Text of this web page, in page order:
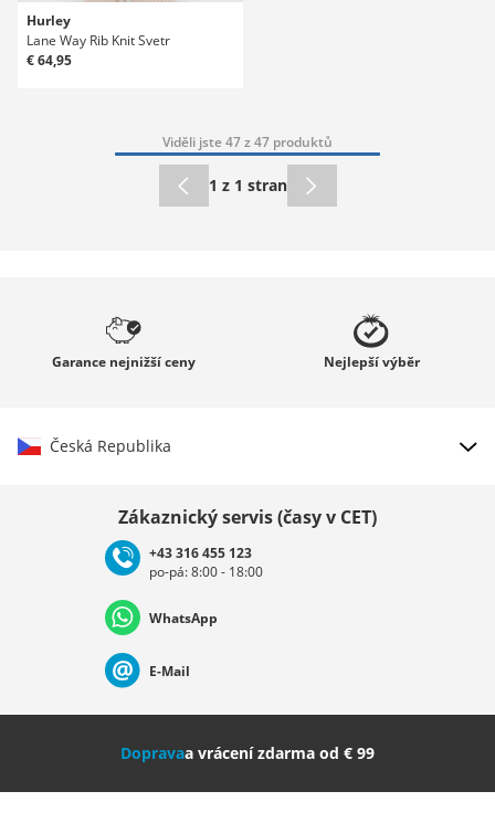
Hurley
Lane Way Rib Knit Svetr
€ 64,95
Viděli jste 47 z 47 produktů
1 z 1 stran
Garance nejnižší ceny Nejlepšívýběr
Česká Republika
Deutschland Österreich
Nederland Italia (Italiano) Italien (Deutsch)
Zákaznický servis (časy v CET)
+43 316 455 123
po-pá: 8:00 - 18:00
WhatsApp
E-Mail
Dopravaa vrácení zdarma od € 99